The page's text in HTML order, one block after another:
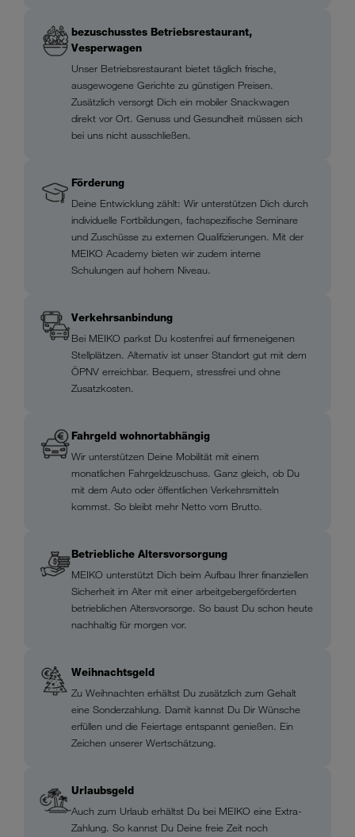
bezuschusstes Betriebsrestaurant,
Vesperwagen
Unser Betriebsrestaurant bietet täglich frische,
ausgewogene Gerichte zu günstigen Preisen.
Zusätzlich versorgt Dich ein mobiler Snackwagen
direkt vor Ort. Genuss und Gesundheit müssen sich
bei uns nicht ausschließen.
Förderung
Deine Entwicklung zählt: Wir unterstützen Dich durch
individuelle Fortbildungen, fachspezifische Seminare
und Zuschüsse zu externen Qualifizierungen. Mit der
MEIKO Academy bieten wir zudem interne
Schulungen auf hohem Niveau.
Verkehrsanbindung
Bei MEIKO parkst Du kostenfrei auf firmeneigenen
Stellplätzen. Alternativ ist unser Standort gut mit dem
ÖPNV erreichbar. Bequem, stressfrei und ohne
Zusatzkosten.
Fahrgeld wohnortabhängig
Wir unterstützen Deine Mobilität mit einem
monatlichen Fahrgeldzuschuss. Ganz gleich, ob Du
mit dem Auto oder öffentlichen Verkehrsmitteln
kommst. So bleibt mehr Netto vom Brutto.
Betriebliche Altersvorsorgung
MEIKO unterstützt Dich beim Aufbau Ihrer finanziellen
Sicherheit im Alter mit einer arbeitgebergeförderten
betrieblichen Altersvorsorge. So baust Du schon heute
nachhaltig für morgen vor.
Weihnachtsgeld
Zu Weihnachten erhältst Du zusätzlich zum Gehalt
eine Sonderzahlung. Damit kannst Du Dir Wünsche
erfüllen und die Feiertage entspannt genießen. Ein
Zeichen unserer Wertschätzung.
Urlaubsgeld
Auch zum Urlaub erhältst Du bei MEIKO eine Extra-
Zahlung. So kannst Du Deine freie Zeit noch